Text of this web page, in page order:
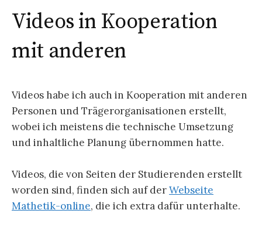
Videos in Kooperation
mit anderen
Videos habe ich auch in Kooperation mit anderen
Personen und Trägerorganisationen erstellt,
wobei ich meistens die technische Umsetzung
und inhaltliche Planung übernommen hatte.
Videos, die von Seiten der Studierenden erstellt
worden sind, finden sich auf derWebseite
Mathetik-online, die ich extra dafür unterhalte.